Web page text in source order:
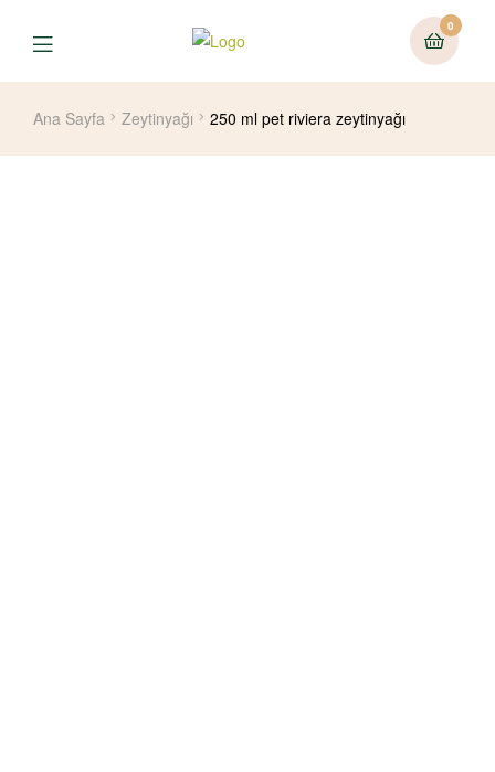
0
Ana Sayfa Zeytinyağı 250 ml pet riviera zeytinyağı